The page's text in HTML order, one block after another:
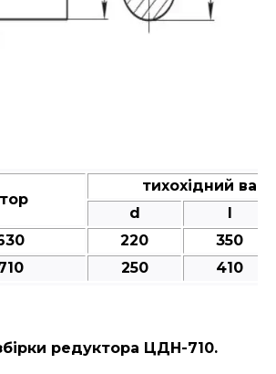
тихохідний
d
l
220
350
250 410
редуктора ЦДН-710.